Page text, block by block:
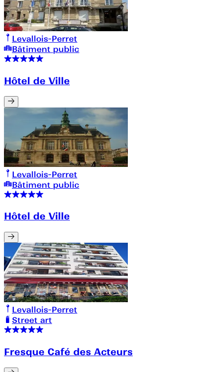
Levallois-Perret
Bâtiment public
Hôtel de Ville
Levallois-Perret
Bâtiment public
Hôtel de Ville
Levallois-Perret
Street art
Fresque Café des Acteurs